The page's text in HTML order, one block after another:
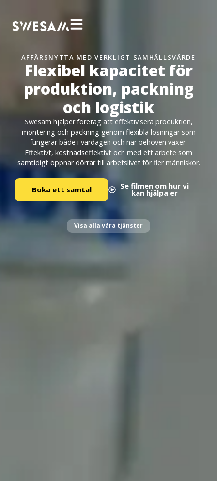
AFFÄRSNYTTA MED VERKLIGT SAMHÄLLSVÄRDE
Flexibel kapacitet för
produktion, packning
och logistik
Swesam hjälper företag att effektivisera produktion,
montering och packning genom flexibla lösningar som
fungerar både i vardagen och när behoven växer.
Effektivt, kostnadseffektivt och med ett arbete som
samtidigt öppnar dörrar till arbetslivet för fler människor.
Boka ett samtal Se filmen om hur vi
kan hjälpa er
Visa alla våra tjänster